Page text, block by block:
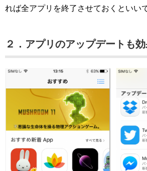
れば全アプリを終了させておくといい
２．アプリのアップデートも効